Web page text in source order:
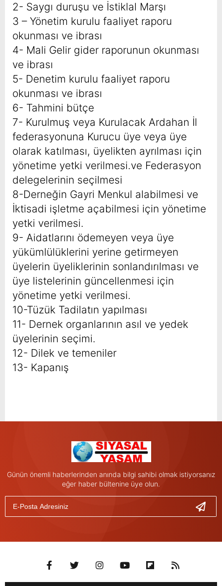
2- Saygı duruşu ve İstiklal Marşı
3 – Yönetim kurulu faaliyet raporu
okunması ve ibrası
4- Mali Gelir gider raporunun okunması
ve ibrası
5- Denetim kurulu faaliyet raporu
okunması ve ibrası
6- Tahmini bütçe
7- Kurulmuş veya Kurulacak Ardahan İl
federasyonuna Kurucu üye veya üye
olarak katılması, üyelikten ayrılması için
yönetime yetki verilmesi.ve Federasyon
delegelerinin seçilmesi
8-Derneğin Gayri Menkul alabilmesi ve
İktisadi işletme açabilmesi için yönetime
yetki verilmesi.
9- Aidatlarını ödemeyen veya üye
yükümlülüklerini yerine getirmeyen
üyelerin üyeliklerinin sonlandırılması ve
üye listelerinin güncellenmesi için
yönetime yetki verilmesi.
10-Tüzük Tadilatın yapılması
11- Dernek organlarının asıl ve yedek
üyelerinin seçimi.
12- Dilek ve temeniler
13- Kapanış
Günün önemli haberlerinden anında bilgi sahibi olmak istiyorsanız
eğer haber bültenine üye olun.